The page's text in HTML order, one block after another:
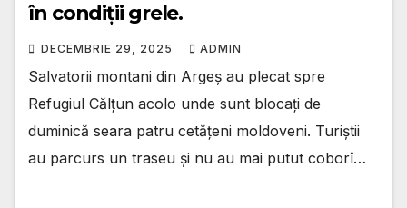
în condiții grele.
DECEMBRIE 29, 2025 ADMIN
Salvatorii montani din Argeș au plecat spre
Refugiul Călțun acolo unde sunt blocați de
duminică seara patru cetățeni moldoveni. Turiștii
au parcurs un traseu și nu au mai putut coborî…